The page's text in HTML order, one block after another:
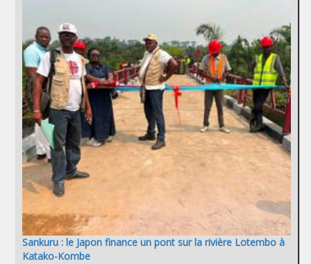
Sankuru : le Japon finance un pont sur la rivière Lotembo à
Katako-Kombe